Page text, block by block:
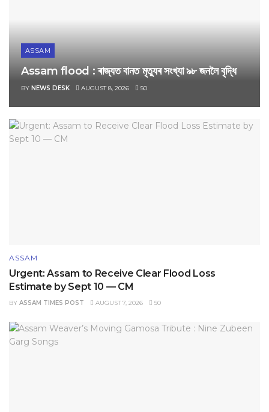
ASSAM
Assam flood : ৰাজ্যত বানত মৃত্যুৰ সংখ্যা ৯৮ জনলৈ বৃদ্ধি
BY NEWS DESK AUGUST 8, 2026 50
ASSAM
Urgent: Assam to Receive Clear Flood Loss
Estimate by Sept 10 — CM
BY ASSAM TIMES POST AUGUST 7, 2026 50